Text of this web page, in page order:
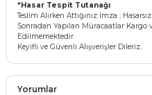
ve Dekor Maske
Bıyık
*Hasar Tespit Tutanağı
Teslim Alırken Attığınız İmza ;
Sonradan Yapılan Müracaatlar Kargo
Edilmemektedir.
Keyifli ve Güvenli Alışverişler Dileriz.
Yorumlar